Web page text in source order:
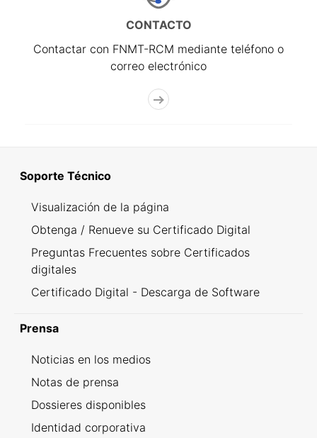
CONTACTO
Contactar con FNMT-RCM mediante teléfono o
correo electrónico
Soporte Técnico
Visualización de la página
Obtenga / Renueve su Certificado Digital
Preguntas Frecuentes sobre Certificados
digitales
Certificado Digital - Descarga de Software
Prensa
Noticias en los medios
Notas de prensa
Dossieres disponibles
Identidad corporativa